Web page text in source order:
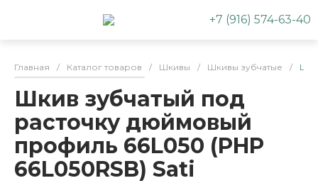
+7 (916) 574-63-40
Главная / Каталог товаров / Шкивы / Шкивы зубчатые /
Шкив зубчатый под
расточку дюймовый
профиль 66L050 (PHP
66L050RSB) Sati